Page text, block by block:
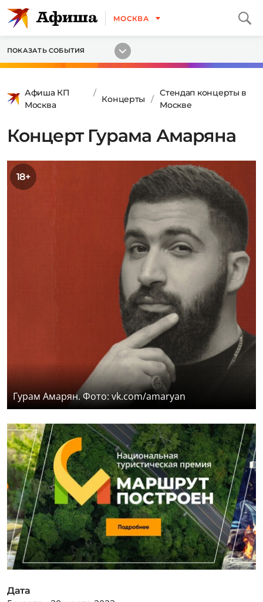
МОСКВА
ПОКАЗАТЬ СОБЫТИЯ
Афиша КП
Москва
Концерты
Стендап концерты в
Москве
Концерт Гурама Амаряна
18+
Гурам Амарян. Фото: vk.com/amaryan
Дата